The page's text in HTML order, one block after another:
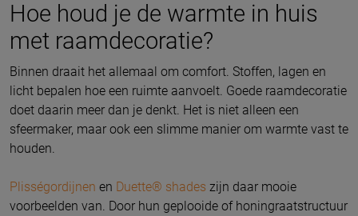
Hoe houd je de warmte in huis
met raamdecoratie?
Binnen draait het allemaal om comfort. Stoffen, lagen en
licht bepalen hoe een ruimte aanvoelt. Goede raamdecoratie
doet daarin meer dan je denkt. Het is niet alleen een
sfeermaker, maar ook een slimme manier om warmte vast te
houden.
Plisségordijnen en Duette® shades zijn daar mooie
voorbeelden van. Door hun geplooide of honingraatstructuur